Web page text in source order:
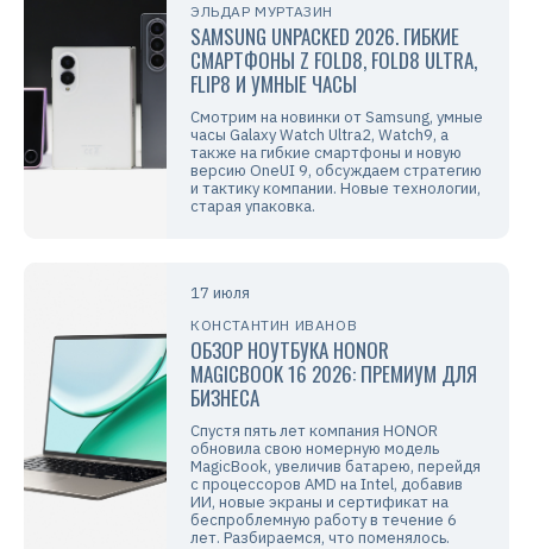
ЭЛЬДАР МУРТАЗИН
SAMSUNG UNPACKED 2026. ГИБКИЕ
СМАРТФОНЫ Z FOLD8, FOLD8 ULTRA,
FLIP8 И УМНЫЕ ЧАСЫ
Смотрим на новинки от Samsung, умные
часы Galaxy Watch Ultra2, Watch9, а
также на гибкие смартфоны и новую
версию OneUI 9, обсуждаем стратегию
и тактику компании. Новые технологии,
старая упаковка.
17 июля
КОНСТАНТИН ИВАНОВ
ОБЗОР НОУТБУКА HONOR
MAGICBOOK 16 2026: ПРЕМИУМ ДЛЯ
БИЗНЕСА
Спустя пять лет компания HONOR
обновила свою номерную модель
MagicBook, увеличив батарею, перейдя
с процессоров AMD на Intel, добавив
ИИ, новые экраны и сертификат на
беспроблемную работу в течение 6
лет. Разбираемся, что поменялось.